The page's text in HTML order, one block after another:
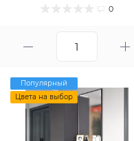
0
Популярный
Цвета на выбор